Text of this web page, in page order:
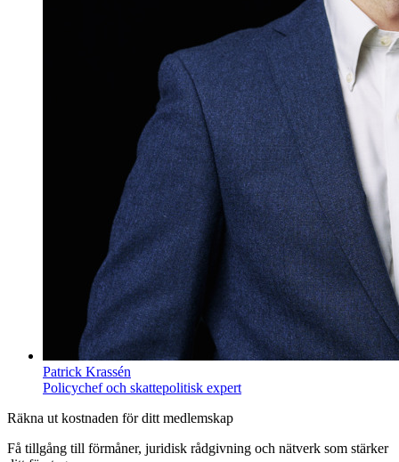
Patrick Krassén
Policychef och skattepolitisk expert
Räkna ut kostnaden för ditt medlemskap
Få tillgång till förmåner, juridisk rådgivning och nätverk som stärker